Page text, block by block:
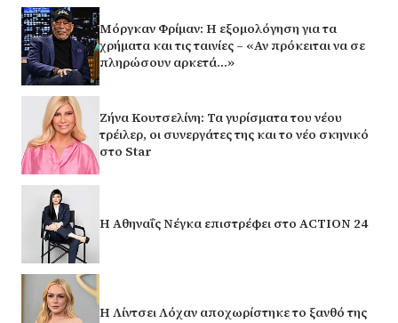
Μόργκαν Φρίμαν: Η εξομολόγηση για τα
χρήματα και τις ταινίες – «Αν πρόκειται να σε
πληρώσουν αρκετά…»
Ζήνα Κουτσελίνη: Τα γυρίσματα του νέου
τρέιλερ, οι συνεργάτες της και το νέο σκηνικό
στο Star
Η Αθηναΐς Νέγκα επιστρέφει στο ACTION 24
Η Λίντσει Λόχαν αποχωρίστηκε το ξανθό της